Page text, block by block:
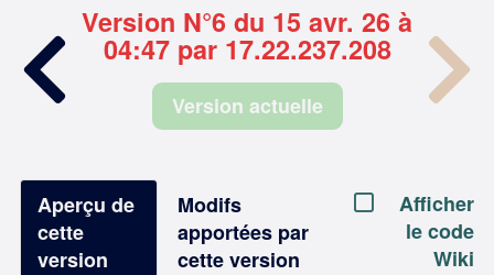
Version N°6 du 15 avr. 26 à
04:47 par 17.22.237.208
Version actuelle
Aperçu de
cette
version
Modifs
apportées par
cette version
Afficher
le code
Wiki